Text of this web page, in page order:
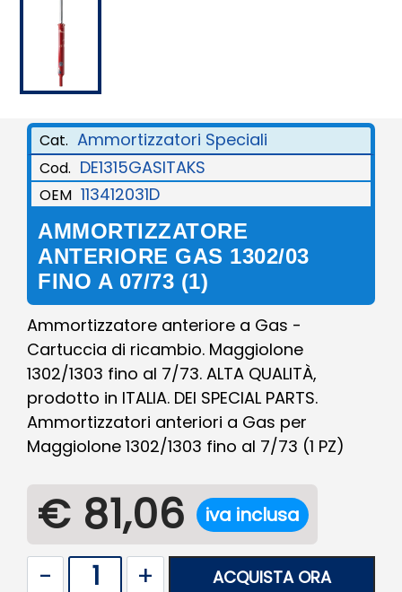
Cat. Ammortizzatori Speciali
Cod. DE1315GASITAKS
OEM 113412031D
AMMORTIZZATORE
ANTERIORE GAS 1302/03
FINO A 07/73 (1)
Ammortizzatore anteriore a Gas -
Cartuccia di ricambio. Maggiolone
1302/1303 fino al 7/73. ALTA QUALITÀ,
prodotto in ITALIA. DEI SPECIAL PARTS.
Ammortizzatori anteriori a Gas per
Maggiolone 1302/1303 fino al 7/73 (1 PZ)
€ 81,06 iva inclusa
ACQUISTA ORA